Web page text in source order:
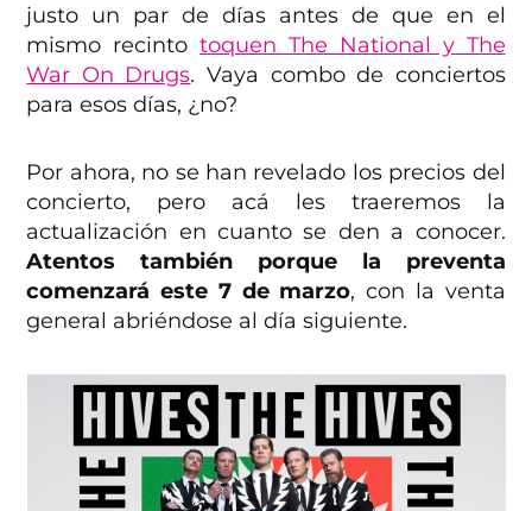
justo un par de días antes de que en el
mismo recintotoquen The National y The
War On Drugs. Vaya combo de conciertos
para esos días, ¿no?
Por ahora, no se han revelado los precios del
concierto, pero acá les traeremos la
actualización en cuanto se den a conocer.
Atentos también porque la preventa
comenzará este 7 de marzo, con la venta
general abriéndose al día siguiente.